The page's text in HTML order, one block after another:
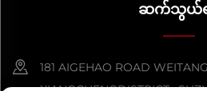
ဆက်သွယ်
181 AIGEHAO ROAD